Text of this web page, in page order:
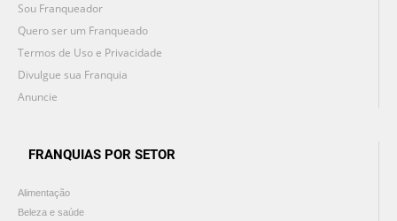
Sou Franqueador
Quero ser um Franqueado
Termos de Uso e Privacidade
Divulgue sua Franquia
Anuncie
FRANQUIAS POR SETOR
Alimentação
Beleza e saúde